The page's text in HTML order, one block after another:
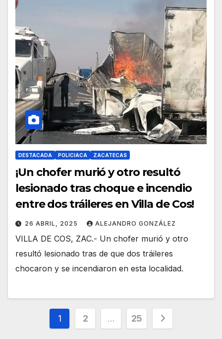
DESTACADA POLICIACA ZACATECAS
¡Un chofer murió y otro resultó
lesionado tras choque e incendio
entre dos tráileres en Villa de Cos!
26 ABRIL, 2025 ALEJANDRO GONZÁLEZ
VILLA DE COS, ZAC.- Un chofer murió y otro
resultó lesionado tras de que dos tráileres
chocaron y se incendiaron en esta localidad.
Paginación
1 2 … 25